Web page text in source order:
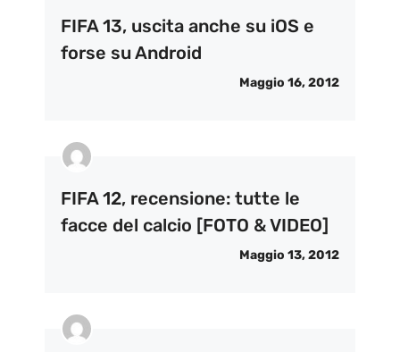
FIFA 13, uscita anche su iOS e
forse su Android
Maggio 16, 2012
FIFA 12, recensione: tutte le
facce del calcio [FOTO & VIDEO]
Maggio 13, 2012